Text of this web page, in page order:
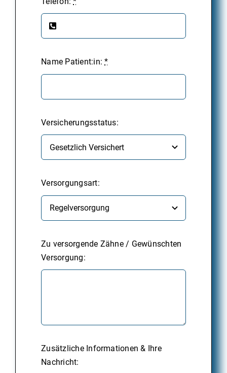
Name Patient:in:*
Versicherungsstatus:
Versorgungsart:
Zu versorgende Zähne / Gewünschten
Versorgung:
Zusätzliche Informationen & Ihre
Nachricht: